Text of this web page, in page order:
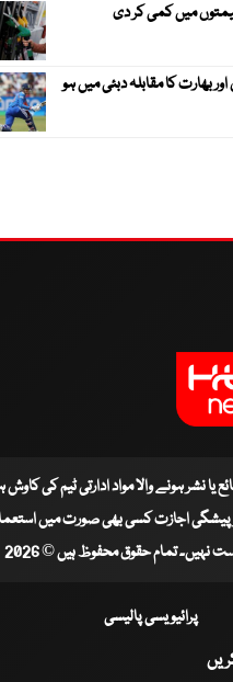
میں کمی کر دی
2026، پاکستان اور بھارت کا مقابلہ دبئی میں ہو
یا نشر ہونے والا مواد ادارتی ٹیم کی
پیشگی اجازت کسی بھی صورت میں
نہیں۔ تمام حقوق محفوظ ہیں © 2026
پرائیویسی پالیسی